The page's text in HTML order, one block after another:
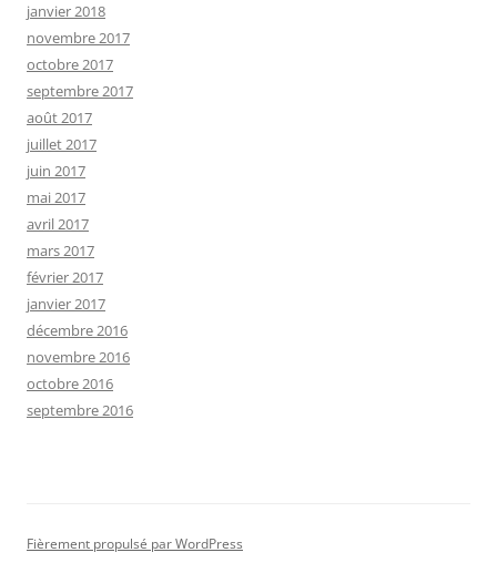
janvier 2018
novembre 2017
octobre 2017
septembre 2017
août 2017
juillet 2017
juin 2017
mai 2017
avril 2017
mars 2017
février 2017
janvier 2017
décembre 2016
novembre 2016
octobre 2016
septembre 2016
Fièrement propulsé par WordPress